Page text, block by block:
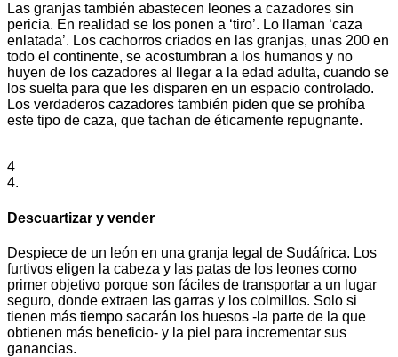
Las granjas también abastecen leones a cazadores sin
pericia. En realidad se los ponen a ‘tiro’. Lo llaman ‘caza
enlatada’. Los cachorros criados en las granjas, unas 200 en
todo el continente, se acostumbran a los humanos y no
huyen de los cazadores al llegar a la edad adulta, cuando se
los suelta para que les disparen en un espacio controlado.
Los verdaderos cazadores también piden que se prohíba
este tipo de caza, que tachan de éticamente repugnante.
4
4.
Descuartizar y vender
Despiece de un león en una granja legal de Sudáfrica. Los
furtivos eligen la cabeza y las patas de los leones como
primer objetivo porque son fáciles de transportar a un lugar
seguro, donde extraen las garras y los colmillos. Solo si
tienen más tiempo sacarán los huesos -la parte de la que
obtienen más beneficio- y la piel para incrementar sus
ganancias.